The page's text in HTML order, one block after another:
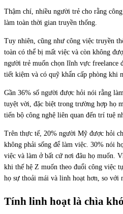
Thậm chí, nhiều người trẻ cho rằng
làm toàn thời gian truyền thống.
Tuy nhiên, cũng như công việc truyền
toàn có thể bị mất việc và còn không
người trẻ muốn chọn lĩnh vực freelance
tiết kiệm và có quỹ khẩn cấp phòng khi
Gần 36% số người được hỏi nói rằng
tuyệt vời, đặc biệt trong trường hợp họ
tiến bộ công nghệ liên quan đến trí tuệ
Trên thực tế, 20% người Mỹ được hỏi
không phải sống để làm việc. 30% nói
việc và làm ở bất cứ nơi đâu họ muốn.
khi thế hệ Z muốn theo đuổi công việc
họ sự thoải mái và linh hoạt hơn, so với
Tính linh hoạt là chìa